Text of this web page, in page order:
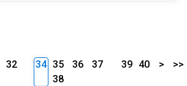
32
34 35 36
37
38
39 40 > >>